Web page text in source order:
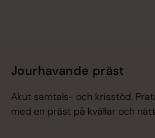
Jourhavande präst
Akut samtals- och krisstöd.
med en präst på kvällar och